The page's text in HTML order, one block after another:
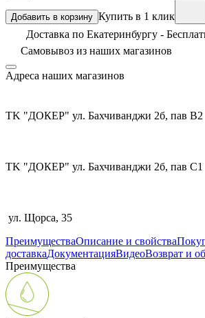
Добавить в корзину Купить в 1 клик
Доставка по Екатеринбургу -
Самовывоз из наших магазинов
Адреса наших магазинов
TK "ДОКЕР" ул. Бахчиванджи 2б, пав В2
TK "ДОКЕР" ул. Бахчиванджи 2б, пав С1
ул. Щорса, 35
ПреимуществаОписание и свойства
доставкаДокументацияВидеоВозврат и
Преимущества